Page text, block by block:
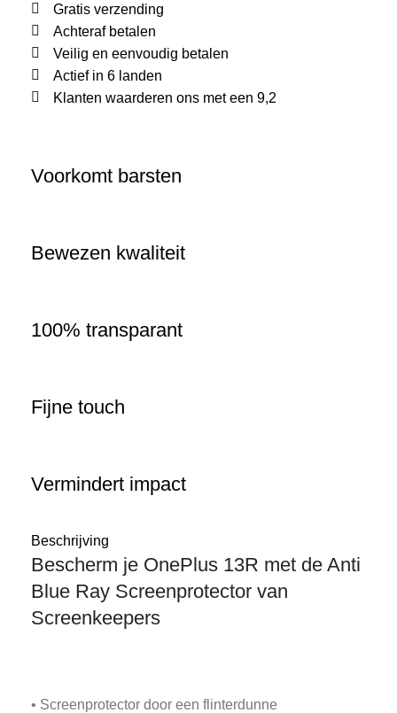
Gratis verzending
Achteraf betalen
Veilig en eenvoudig betalen
Actief in 6 landen
Klanten waarderen ons met een 9,2
Voorkomt barsten
Bewezen kwaliteit
100% transparant
Fijne touch
Vermindert impact
Beschrijving
Bescherm je OnePlus 13R met de Anti
Blue Ray Screenprotector van
Screenkeepers
• Screenprotector door een flinterdunne